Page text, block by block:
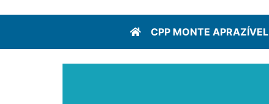
CPP MONTE APRAZÍVEL